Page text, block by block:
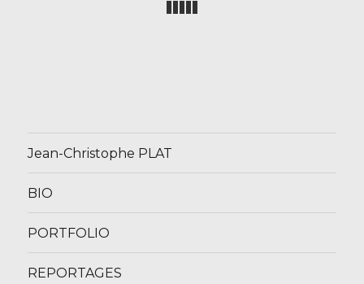
Jean-Christophe PLAT
BIO
PORTFOLIO
REPORTAGES